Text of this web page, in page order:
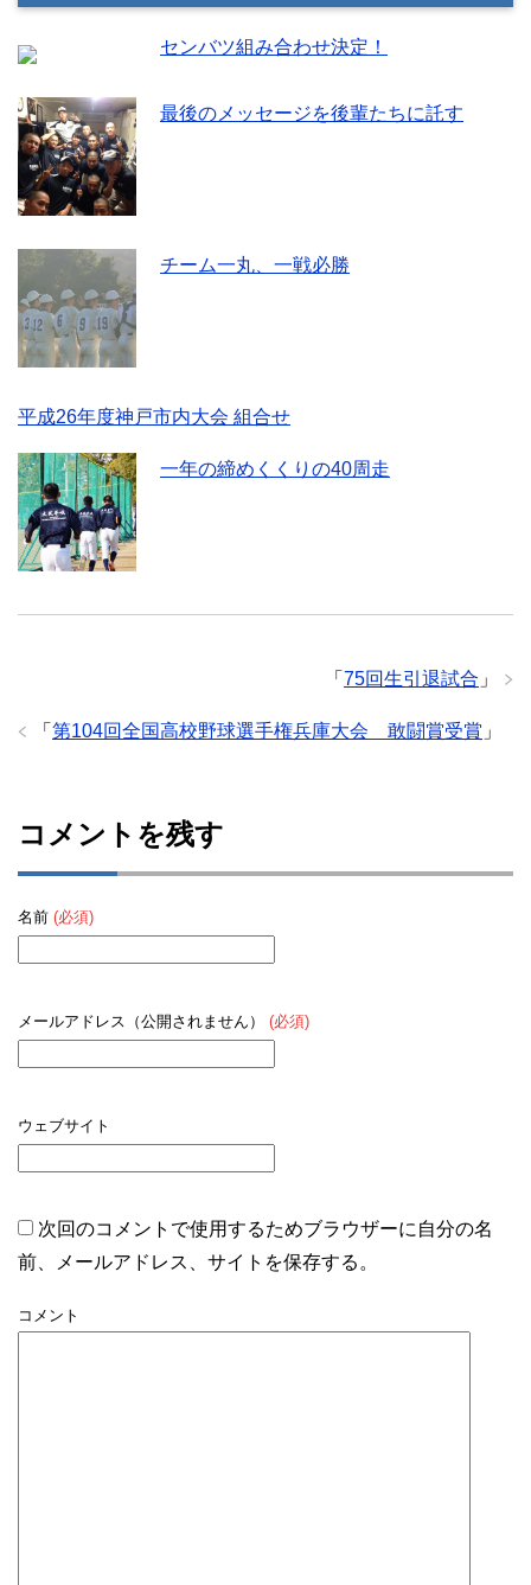
センバツ組み合わせ決定！
最後のメッセージを後輩たちに託す
チーム一丸、一戦必勝
平成26年度神戸市内大会 組合せ
一年の締めくくりの40周走
「 75回生引退試合 」
「 第104回全国高校野球選手権兵庫大会 敢闘賞受賞 」
コメントを残す
名前 (必須)
メールアドレス（公開されません） (必須)
ウェブサイト
次回のコメントで使用するためブラウザーに自分の名
前、メールアドレス、サイトを保存する。
コメント